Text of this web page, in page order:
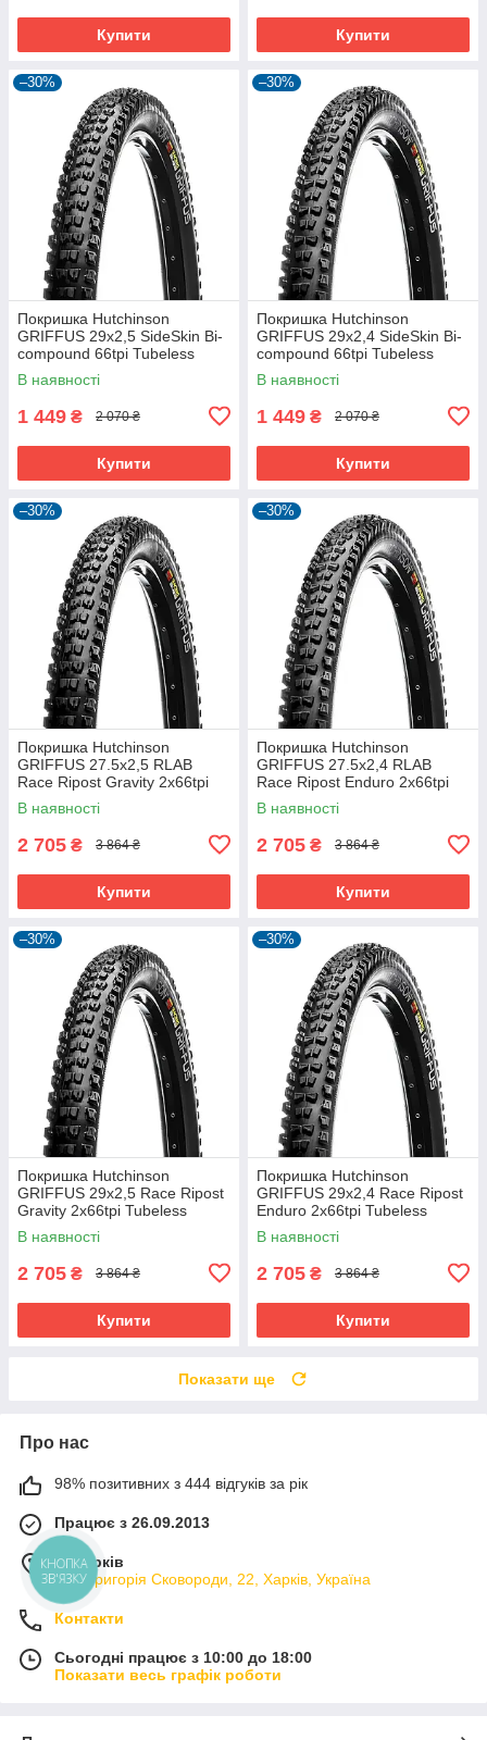
Купити Купити
–30%
Покришка Hutchinson
GRIFFUS 29х2,5 SideSkin Bi-
compound 66tpi Tubeless
Ready Складна Black
В наявності
1 449 ₴ 2 070 ₴
Купити
–30%
Покришка Hutchinson
GRIFFUS 29х2,4 SideSkin Bi-
compound 66tpi Tubeless
Ready Складана Black
В наявності
1 449 ₴ 2 070 ₴
Купити
–30%
Покришка Hutchinson
GRIFFUS 27.5х2,5 RLAB
Race Ripost Gravity 2x66tpi
Tubeless Ready Складна
Black
В наявності
2 705 ₴ 3 864 ₴
Купити
–30%
Покришка Hutchinson
GRIFFUS 27.5х2,4 RLAB
Race Ripost Enduro 2x66tpi
Tubeless Ready Складна
Black
В наявності
2 705 ₴ 3 864 ₴
Купити
–30%
Покришка Hutchinson
GRIFFUS 29х2,5 Race Ripost
Gravity 2x66tpi Tubeless
Ready Складана Black
В наявності
2 705 ₴ 3 864 ₴
Купити
–30%
Покришка Hutchinson
GRIFFUS 29х2,4 Race Ripost
Enduro 2x66tpi Tubeless
Ready Складана Black
В наявності
2 705 ₴ 3 864 ₴
Купити
Показати ще
Про нас
98% позитивних з 444 відгуків за рік
Працює з 26.09.2013
м. Харків
вул. Григорія Сковороди, 22, Харків, Україна
Контакти
Сьогодні працює з 10:00 до 18:00
Показати весь графік роботи
КНОПКА
ЗВ'ЯЗКУ